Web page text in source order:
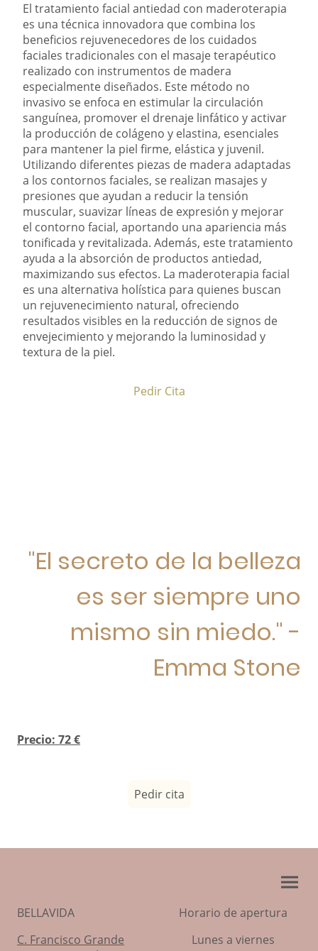
El tratamiento facial antiedad con maderoterapia
es una técnica innovadora que combina los
beneficios rejuvenecedores de los cuidados
faciales tradicionales con el masaje terapéutico
realizado con instrumentos de madera
especialmente diseñados. Este método no
invasivo se enfoca en estimular la circulación
sanguínea, promover el drenaje linfático y activar
la producción de colágeno y elastina, esenciales
para mantener la piel firme, elástica y juvenil.
Utilizando diferentes piezas de madera adaptadas
a los contornos faciales, se realizan masajes y
presiones que ayudan a reducir la tensión
muscular, suavizar líneas de expresión y mejorar
el contorno facial, aportando una apariencia más
tonificada y revitalizada. Además, este tratamiento
ayuda a la absorción de productos antiedad,
maximizando sus efectos. La maderoterapia facial
es una alternativa holística para quienes buscan
un rejuvenecimiento natural, ofreciendo
resultados visibles en la reducción de signos de
envejecimiento y mejorando la luminosidad y
textura de la piel.
Pedir Cita
"El secreto de la belleza
es ser siempre uno
mismo sin miedo." -
Emma Stone
Precio: 72 €
Pedir cita
BELLAVIDA
C. Francisco Grande
Horario de apertura
Lunes a viernes